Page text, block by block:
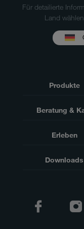
Für detailierte
Land
Produkte
Beratung &
Erleben
Downloads